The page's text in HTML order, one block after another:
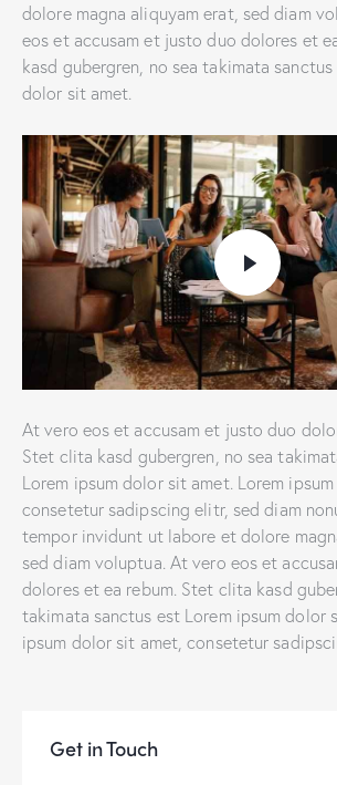
dolore magna aliquyam erat, sed diam
eos et accusam et justo duo dolores et
kasd gubergren, no sea takimata
dolor sit amet.
At vero eos et accusam et justo duo
Stet clita kasd gubergren, no sea
Lorem ipsum dolor sit amet. Lorem
consetetur sadipscing elitr, sed diam
tempor invidunt ut labore et dolore
sed diam voluptua. At vero eos et
dolores et ea rebum. Stet clita kasd
takimata sanctus est Lorem ipsum dolor
ipsum dolor sit amet, consetetur
Get in Touch